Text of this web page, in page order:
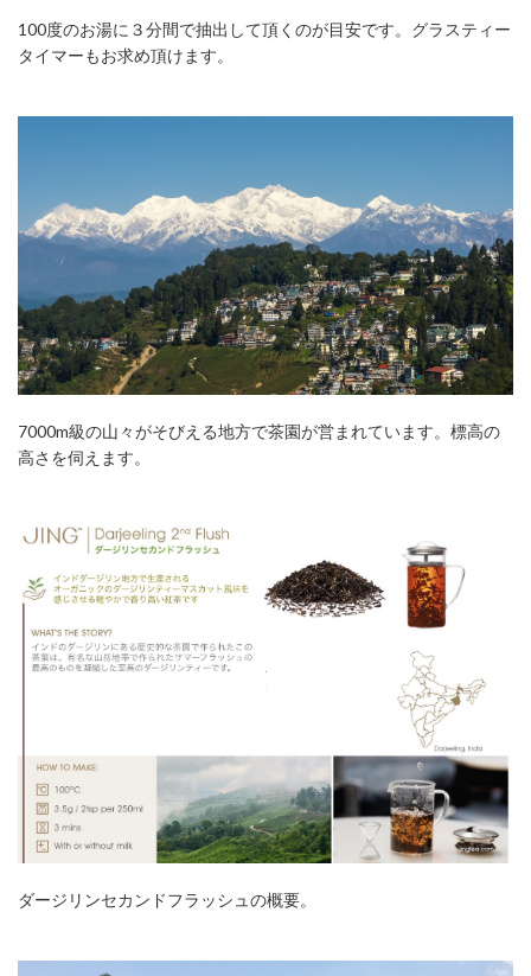
100度のお湯に３分間で抽出して頂くのが目安です。グラスティー
タイマーもお求め頂けます。
7000m級の山々がそびえる地方で茶園が営まれています。標高の
高さを伺えます。
ダージリンセカンドフラッシュの概要。